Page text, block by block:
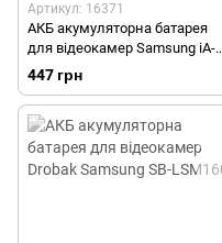
Артикул: 16371
АКБ акумуляторна батарея
для відеокамер Samsung iA-
BP80W
447 грн